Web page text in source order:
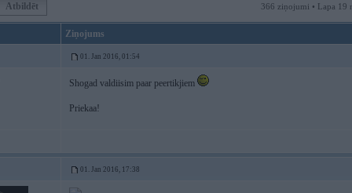
Atbildēt 366 ziņojumi • Lapa 19
Ziņojums
01. Jan 2016, 01:54
Shogad valdiisim paar peertikjiem
Priekaa!
01. Jan 2016, 17:38